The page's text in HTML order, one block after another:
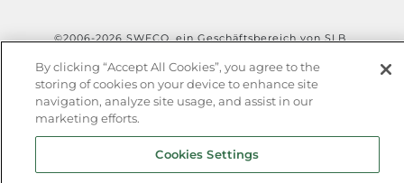
©2006-2026 SWECO, ein Geschäftsbereich von SLB
Sitemap
By clicking “Accept All Cookies”, you agree to the
storing of cookies on your device to enhance site
navigation, analyze site usage, and assist in our
marketing efforts.
Cookies Settings